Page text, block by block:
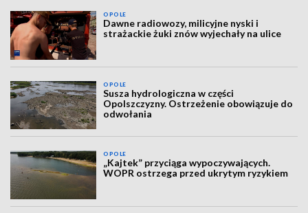
OPOLE
Dawne radiowozy, milicyjne nyski i
strażackie żuki znów wyjechały na ulice
OPOLE
Susza hydrologiczna w części
Opolszczyzny. Ostrzeżenie obowiązuje do
odwołania
OPOLE
„Kajtek” przyciąga wypoczywających.
WOPR ostrzega przed ukrytym ryzykiem